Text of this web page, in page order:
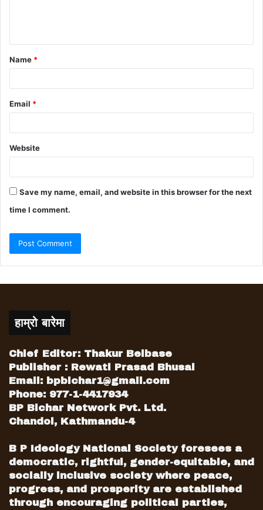
Name *
Email *
Website
Save my name, email, and website in this browser for the next
time I comment.
हाम्रो बारेमा
Chief Editor: Thakur Belbase
Publisher : Rewati Prasad Bhusal
Email: bpbichar1@gmail.com
Phone: 977-1-4417934
BP Bichar Network Pvt. Ltd.
Chandol, Kathmandu-4
B P Ideology National Society foresees a
democratic, rightful, gender-equitable, and
socially inclusive society where peace,
progress, and prosperity are established
through encouraging political parties,